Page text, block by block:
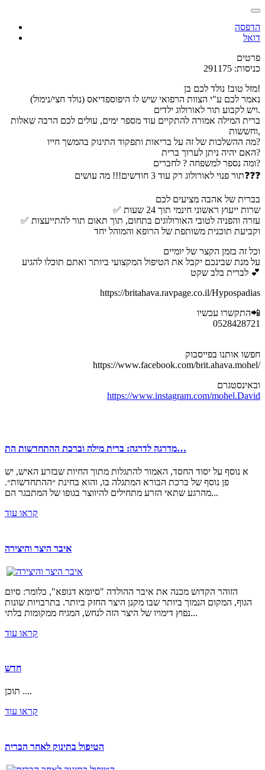
הדפסה
דואל
פרטים
כניסות: 291175
מזל טוב! נולד לכם בן!
נאמר לכם ע"י הצוות הרפואי שיש לו היפוספדיאס (נולד חצי/נימול)
ויש לקבוע תור לאורולוג ילדים.
ברית המילה אמורה להתקיים עוד מספר ימים, עולים לכם הרבה שאלות
וחששות,
מה ההשלכות של זה על בריאות ותפקוד התינוק בהמשך חייו?
האם יהיה ניתן לערוך ברית?
ומה נספר למשפחה ? לחברים?
תור פנוי לאורולוג רק עוד 3 חודשים!!! מה עושים❓❓❓
בברית של אהבה מציעים לכם
✅ שרות ייעוץ ראשוני חינמי תוך 24 שעות
✅ עזרה והפניה לטובי האורולוגים בתחום, תוך תאום תור להתייעצות
וקביעת תוכנית משותפת של הרופא והמוהל יחד
וכל זה בזמן הקצר של יומיים
על מנת שבינכם יקבל את הטיפול המקצועי ביותר ואתם תוכלו להגיע
לברית בלב שקט 💕
https://britahava.ravpage.co.il/Hypospadias
התקשרו עכשיו📲
0528428721
חפשו אותנו בפייסבוק
https://www.facebook.com/brit.ahava.mohel/
ובאינסטגרם
https://www.instagram.com/mohel.David
מדרגה לדרגה: ברית מילה וברכת ההתחדשות הת…
א נוסף על יסוד החסד, האמור להתגלות מתוך החיות שבזרע האיש, יש
פן נוסף של ברכת הבורא המתגלה בו, והוא בחינת ״ההתחדשות״.
מהרגע שתאי הזרע מתחילים להיווצר בגופו של המתבגר הם...
קראו עוד
איבר היצר והיצירה
הזוהר הקדוש מכנה את איבר ההולדה "סיומא דגופא", כלומר: סיום
הגוף, המקום הנמוך ביותר שבו מקנן היצר החזק ביותר. בתרבויות שונות
נפוץ דימויו של היצר הזה לנחש, המגיח ממקומות בלתי...
קראו עוד
חדש
תוכן ....
קראו עוד
הטיפול בתינוק לאחר הברית